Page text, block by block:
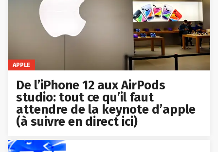
APPLE
De l’iPhone 12 aux AirPods
studio: tout ce qu’il faut
attendre de la keynote d’apple
(à suivre en direct ici)